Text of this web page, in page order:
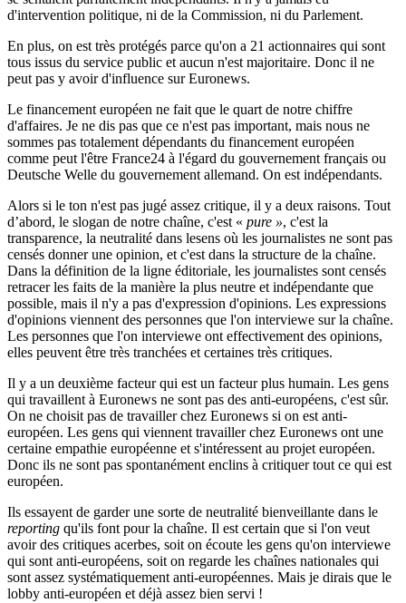
d'intervention politique, ni de la Commission, ni du Parlement.
En plus, on est très protégés parce qu'on a 21 actionnaires qui sont
tous issus du service public et aucun n'est majoritaire. Donc il ne
peut pas y avoir d'influence sur Euronews.
Le financement européen ne fait que le quart de notre chiffre
d'affaires. Je ne dis pas que ce n'est pas important, mais nous ne
sommes pas totalement dépendants du financement européen
comme peut l'être France24 à l'égard du gouvernement français ou
Deutsche Welle du gouvernement allemand. On est indépendants.
Alors si le ton n'est pas jugé assez critique, il y a deux raisons. Tout
d’abord, le slogan de notre chaîne, c'est « pure », c'est la
transparence, la neutralité dans lesens où les journalistes ne sont pas
censés donner une opinion, et c'est dans la structure de la chaîne.
Dans la définition de la ligne éditoriale, les journalistes sont censés
retracer les faits de la manière la plus neutre et indépendante que
possible, mais il n'y a pas d'expression d'opinions. Les expressions
d'opinions viennent des personnes que l'on interviewe sur la chaîne.
Les personnes que l'on interviewe ont effectivement des opinions,
elles peuvent être très tranchées et certaines très critiques.
Il y a un deuxième facteur qui est un facteur plus humain. Les gens
qui travaillent à Euronews ne sont pas des anti-européens, c'est sûr.
On ne choisit pas de travailler chez Euronews si on est anti-
européen. Les gens qui viennent travailler chez Euronews ont une
certaine empathie européenne et s'intéressent au projet européen.
Donc ils ne sont pas spontanément enclins à critiquer tout ce qui est
européen.
Ils essayent de garder une sorte de neutralité bienveillante dans le
reporting qu'ils font pour la chaîne. Il est certain que si l'on veut
avoir des critiques acerbes, soit on écoute les gens qu'on interviewe
qui sont anti-européens, soit on regarde les chaînes nationales qui
sont assez systématiquement anti-européennes. Mais je dirais que le
lobby anti-européen et déjà assez bien servi !